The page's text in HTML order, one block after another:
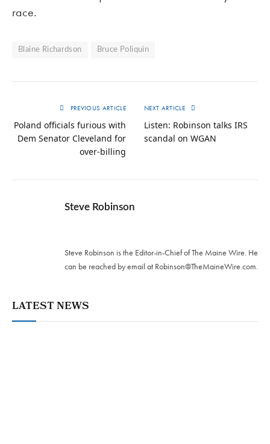
race.
Blaine Richardson Bruce Poliquin
PREVIOUS ARTICLE
Poland officials furious with
Dem Senator Cleveland for
over-billing
NEXT ARTICLE
Listen: Robinson talks IRS
scandal on WGAN
Steve Robinson
Steve Robinson is the Editor-in-Chief of The Maine Wire. ‪He
can be reached by email at Robinson@TheMaineWire.com.
LATEST NEWS